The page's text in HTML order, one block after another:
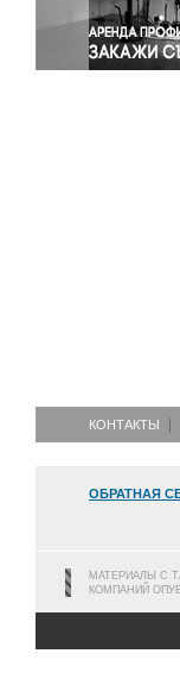
КОНТАКТЫ
ОБРАТНАЯ
МАТЕРИАЛЫ С
КОМПАНИЙ